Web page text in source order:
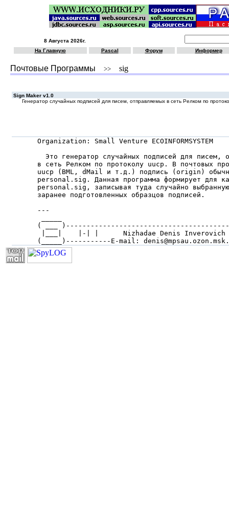
8 Августа 2026г.
На Главную
Pascal Форум Информер
Почтовые Программы >> sig
Sign Maker v1.0
Генератор случайных подписей для писем, отправляемых в сеть Релком по
Organization: Small Venture ECOINFORMSYSTEM
Это генератор случайных подписей для писем,
в сеть Релком по протоколу uucp. В почтовых
uucp (BML, dMail и т.д.) подпись (origin)
personal.sig. Данная программа формирует для
personal.sig, записывая туда случайно
заранее подготовленных образцов подписей.
---
( ___
|___|    |-| |      Nizhadae Denis
(_____)-----------E-mail: